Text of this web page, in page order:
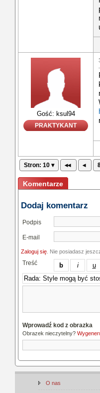
Gość: ksul94
PRAKTYKANT
Stron: 10 ▾ ◂◂ ◂
Komentarze
Dodaj komentarz
Podpis
E-mail
Zaloguj się . Nie posiadasz
Treść
Wprowadź kod z obrazka
Obrazek nieczytelny?
O nas